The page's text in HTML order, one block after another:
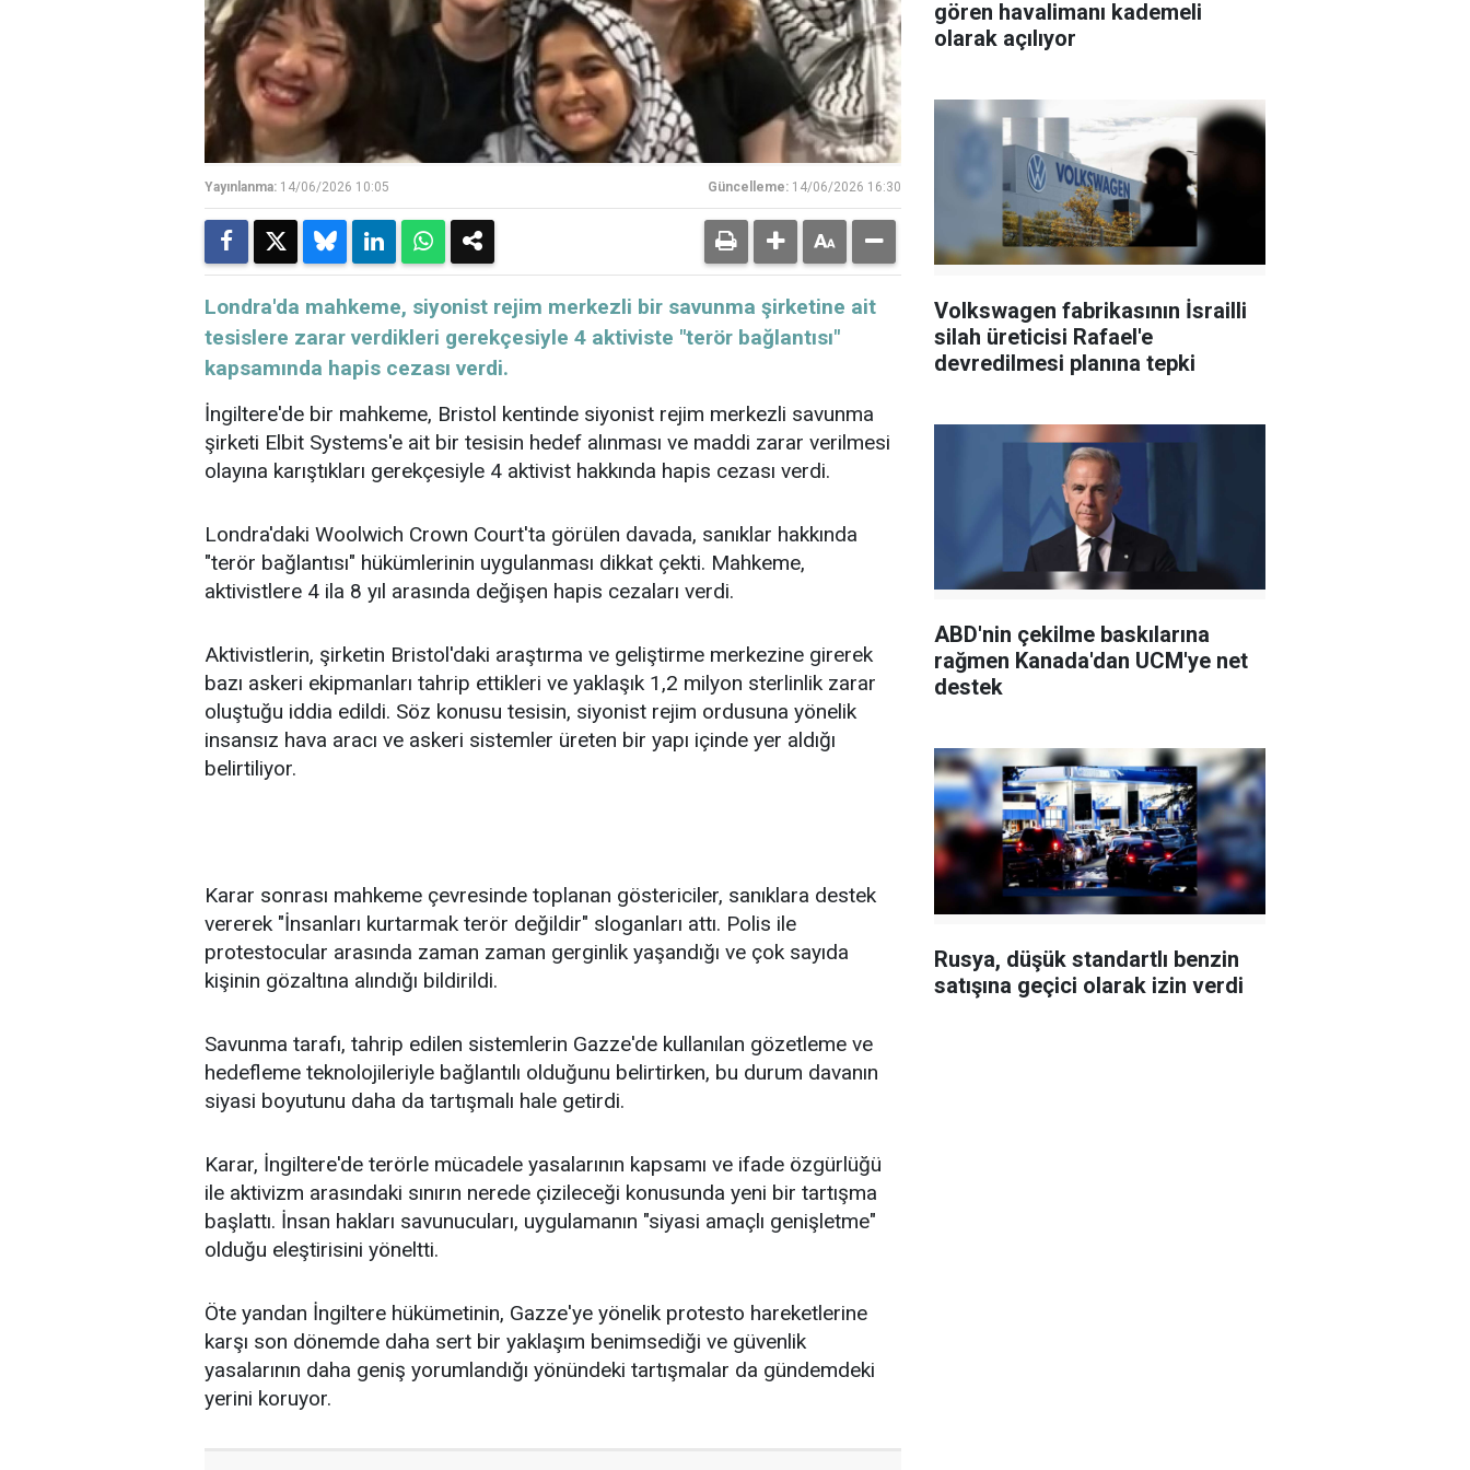
Yayınlanma: 14/06/2026 10:05 Güncelleme: 14/06/2026 16:30
Londra'da mahkeme, siyonist rejim merkezli bir savunma şirketine ait
tesislere zarar verdikleri gerekçesiyle 4 aktiviste "terör bağlantısı"
kapsamında hapis cezası verdi.
İngiltere'de bir mahkeme, Bristol kentinde siyonist rejim merkezli savunma
şirketi Elbit Systems'e ait bir tesisin hedef alınması ve maddi zarar verilmesi
olayına karıştıkları gerekçesiyle 4 aktivist hakkında hapis cezası verdi.
Londra'daki Woolwich Crown Court'ta görülen davada, sanıklar hakkında
"terör bağlantısı" hükümlerinin uygulanması dikkat çekti. Mahkeme,
aktivistlere 4 ila 8 yıl arasında değişen hapis cezaları verdi.
Aktivistlerin, şirketin Bristol'daki araştırma ve geliştirme merkezine girerek
bazı askeri ekipmanları tahrip ettikleri ve yaklaşık 1,2 milyon sterlinlik zarar
oluştuğu iddia edildi. Söz konusu tesisin, siyonist rejim ordusuna yönelik
insansız hava aracı ve askeri sistemler üreten bir yapı içinde yer aldığı
belirtiliyor.
Karar sonrası mahkeme çevresinde toplanan göstericiler, sanıklara destek
vererek "İnsanları kurtarmak terör değildir" sloganları attı. Polis ile
protestocular arasında zaman zaman gerginlik yaşandığı ve çok sayıda
kişinin gözaltına alındığı bildirildi.
Savunma tarafı, tahrip edilen sistemlerin Gazze'de kullanılan gözetleme ve
hedefleme teknolojileriyle bağlantılı olduğunu belirtirken, bu durum davanın
siyasi boyutunu daha da tartışmalı hale getirdi.
Karar, İngiltere'de terörle mücadele yasalarının kapsamı ve ifade özgürlüğü
ile aktivizm arasındaki sınırın nerede çizileceği konusunda yeni bir tartışma
başlattı. İnsan hakları savunucuları, uygulamanın "siyasi amaçlı genişletme"
olduğu eleştirisini yöneltti.
Öte yandan İngiltere hükümetinin, Gazze'ye yönelik protesto hareketlerine
karşı son dönemde daha sert bir yaklaşım benimsediği ve güvenlik
yasalarının daha geniş yorumlandığı yönündeki tartışmalar da gündemdeki
yerini koruyor.
gören havalimanı kademeli
olarak açılıyor
Volkswagen fabrikasının İsrailli
silah üreticisi Rafael'e
devredilmesi planına tepki
ABD'nin çekilme baskılarına
rağmen Kanada'dan UCM'ye net
destek
Rusya, düşük standartlı benzin
satışına geçici olarak izin verdi